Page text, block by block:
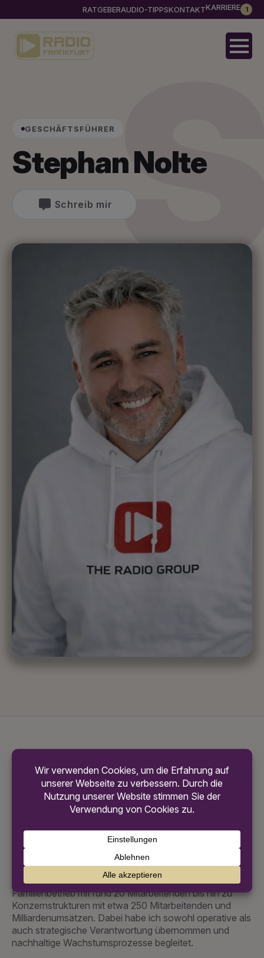
RATGEBERAUDIO-TIPPSKONTAKTKARRIERE 1
GESCHÄFTSFÜHRER
Stephan Nolte
Schreib mir
ÜBER STEPHAN NOLTE
Über mehr als 20 Jahre hinweg habe ich fundierte
Erfahrung in kleinen und mittelständischen Unternehmen
gesammelt. Mein beruflicher Werdegang umfasst
Einzelhandel, Immobilienwirtschaft sowie Touristik.
Ich war maßgeblich am Aufbau und an der
Weiterentwicklung von Unternehmen unterschiedlicher
Größenordnungen beteiligt – vom inhabergeführten
Familienbetrieb mit rund 20 Mitarbeitenden bis hin zu
Konzernstrukturen mit etwa 250 Mitarbeitenden und
Milliardenumsätzen. Dabei habe ich sowohl operative als
auch strategische Verantwortung übernommen und
nachhaltige Wachstumsprozesse begleitet.